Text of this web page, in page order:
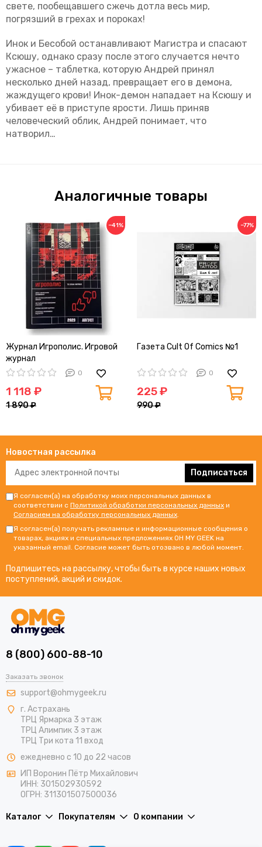
свете, пообещавшего сжечь дотла весь мир,
погрязший в грехах и пороках!
Инок и Бесобой останавливают Магистра и спасают
Ксюшу, однако сразу после этого случается нечто
ужасное – таблетка, которую Андрей принял
несколько дней назад, превращает его в демона,
жаждущего крови! Инок-демон нападает на Ксюшу и
убивает её в приступе ярости. Лишь приняв
человеческий облик, Андрей понимает, что
натворил…
Аналогичные товары
−41%
Журнал Игрополис. Игровой
журнал
0
1 118 ₽
1 890 ₽
−77%
Газета Cult Of Comics №1
0
225 ₽
990 ₽
Новостная рассылка
Подписаться
Я согласен(а) на обработку моих персональных данных в
соответствии с Политикой обработки персональных данных и
Согласием на обработку персональных данных.
Я согласен(а) получать рекламные и информационные сообщения о
товарах, акциях и специальных предложениях OH MY GEEK на
указанный email. Согласие может быть отозвано в любой момент.
Подпишитесь на рассылку, чтобы быть в курсе наших новых
поступлений, акций и скидок.
8 (800) 600-88-10
Заказать звонок
support@ohmygeek.ru
г. Астрахань
ТРЦ Ярмарка 3 этаж
ТРЦ Алимпик 3 этаж
ТРЦ Три кота 11 вход
ежедневно с 10 до 22 часов
ИП Воронин Пётр Михайлович
ИНН: 301502930592
ОГРН: 311301507500036
Каталог Покупателям О компании